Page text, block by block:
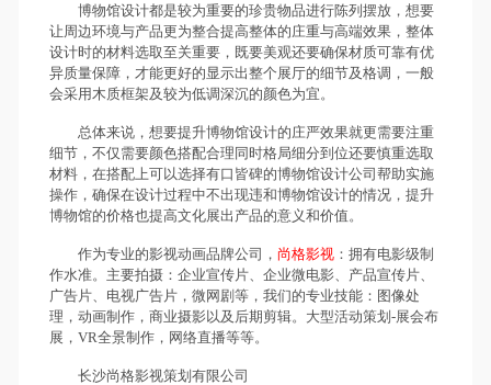
博物馆设计都是较为重要的珍贵物品进行陈列摆放，想要
让周边环境与产品更为整合提高整体的庄重与高端效果，整体
设计时的材料选取至关重要，既要美观还要确保材质可靠有优
异质量保障，才能更好的显示出整个展厅的细节及格调，一般
会采用木质框架及较为低调深沉的颜色为宜。
总体来说，想要提升博物馆设计的庄严效果就更需要注重
细节，不仅需要颜色搭配合理同时格局细分到位还要慎重选取
材料，在搭配上可以选择有口皆碑的博物馆设计公司帮助实施
操作，确保在设计过程中不出现违和博物馆设计的情况，提升
博物馆的价格也提高文化展出产品的意义和价值。
作为专业的影视动画品牌公司， 尚格影视：拥有电影级制
作水准。主要拍摄：企业宣传片、企业微电影、产品宣传片、
广告片、电视广告片，微网剧等，我们的专业技能：图像处
理，动画制作，商业摄影以及后期剪辑。大型活动策划-展会布
展，VR全景制作，网络直播等等。
长沙尚格影视策划有限公司